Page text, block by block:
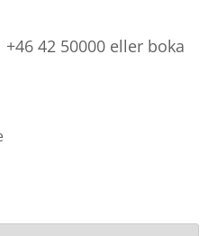
42 50000 eller boka